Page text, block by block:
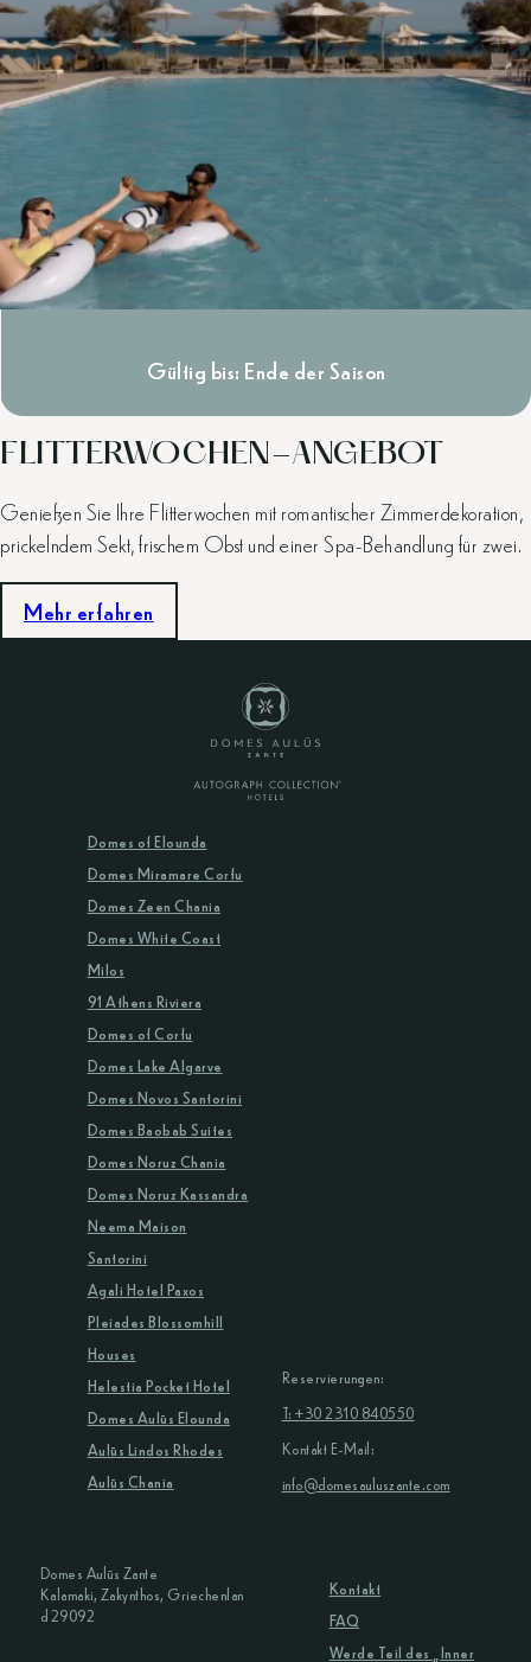
FLITTERWOCHEN-ANGEBOT
Genießen Sie Ihre Flitterwochen mit romantischer Zimmerdekoration,
prickelndem Sekt, frischem Obst und einer Spa-Behandlung für zwei.
Mehr erfahren
Gültig bis: Ende der Saison
Domes Aulūs Zante
Kalamaki, Zakynthos, Griechenlan
d 29092
Kontakt
FAQ
Werde Teil des „Inner
Reservierungen:
T: +30 2310 840550
Kontakt E-Mail:
info@domesauluszante.com
Domes of Elounda
Domes Miramare Corfu
Domes Zeen Chania
Domes White Coast
Milos
91 Athens Riviera
Domes of Corfu
Domes Lake Algarve
Domes Novos Santorini
Domes Baobab Suites
Domes Noruz Chania
Domes Noruz Kassandra
Neema Maison
Santorini
Agali Hotel Paxos
Pleiades Blossomhill
Houses
Helestia Pocket Hotel
Domes Aulūs Elounda
Aulūs Lindos Rhodes
Aulūs Chania